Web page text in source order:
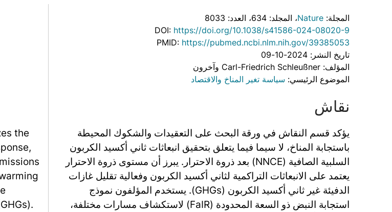
المجلة: Nature، المجلد: 634
، العدد: 8033
DOI: https://doi.org/10.1038/s41586-024-08020-9
PMID: https://pubmed.ncbi.nlm.nih.gov/39385053
تاريخ النشر: 2024-10-09
المؤلف: Carl-Friedrich Schleußner وآخرون
الموضوع الرئيسي: سياسة تغير المناخ والاقتصاد
نقاش
يؤكد قسم النقاش في ورقة البحث على التعقيدات والشكوك المحيطة
باستجابة المناخ، لا سيما فيما يتعلق بتحقيق انبعاثات ثاني أكسيد الكربون
السلبية الصافية (NNCE) بعد ذروة الاحترار. يبرز أن مستوى ذروة الاحترار
يعتمد على الانبعاثات التراكمية لثاني أكسيد الكربون وفعالية تقليل غازات
الدفيئة غير ثاني أكسيد الكربون (GHGs). يستخدم المؤلفون نموذج
استجابة النبض ذو السعة المحدودة (FaIR) لاستكشاف مسارات مختلفة،
the